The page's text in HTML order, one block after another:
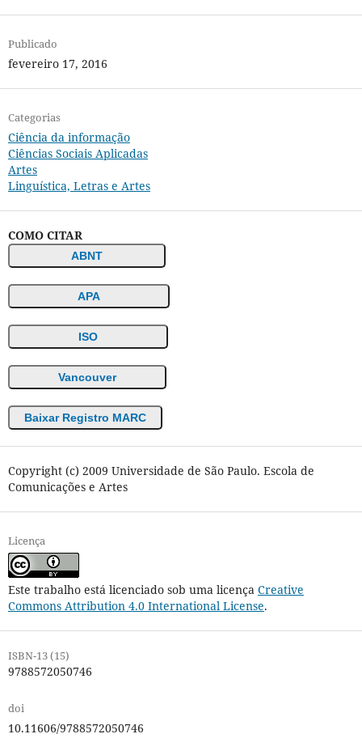
Publicado
fevereiro 17, 2016
Categorias
Ciência da informação
Ciências Sociais Aplicadas
Artes
Linguística, Letras e Artes
COMO CITAR
ABNT
APA
ISO
Vancouver
Baixar Registro MARC
Copyright (c) 2009 Universidade de São Paulo. Escola de
Comunicações e Artes
Licença
Este trabalho está licenciado sob uma licença Creative
Commons Attribution 4.0 International License.
ISBN-13 (15)
9788572050746
doi
10.11606/9788572050746